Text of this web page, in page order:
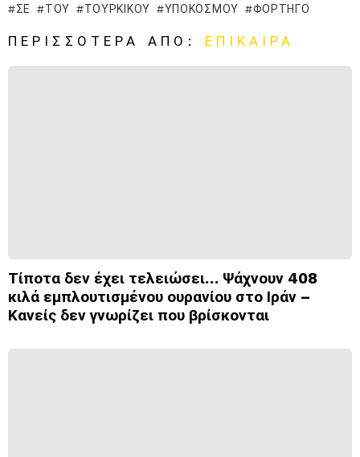
ΣΕ
ΤΟΥ ΤΟΥΡΚΙΚΟΥ ΥΠΟΚΌΣΜΟΥ ΦΟΡΤΗΓΌ
ΠΕΡΙΣΣΌΤΕΡΑ ΑΠΌ: ΕΠΊΚΑΙΡΑ
Τίποτα δεν έχει τελειώσει… Ψάχνουν 408
κιλά εμπλουτισμένου ουρανίου στο Ιράν –
Κανείς δεν γνωρίζει που βρίσκονται